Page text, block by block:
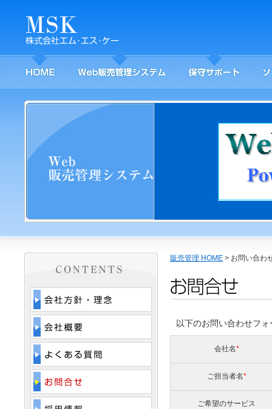
販売管理 HOME > お問い合わ
以下のお問い合わせフ
会社名*
ご担当者名*
ご希望のサービス